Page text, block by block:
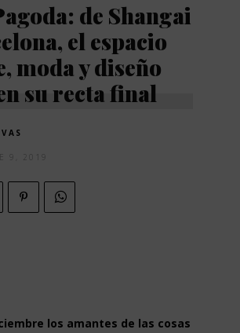
de Shangai
el espacio
moda y diseño
su recta final
9, 2019
los amantes de las cosas